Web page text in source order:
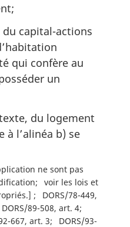
capital-actions
qui confère au
un
du logement
à l’alinéa b) se
ne sont pas
voir les lois et
DORS/78-449,
DORS/89-508, art. 4
667, art. 3
DORS/93-